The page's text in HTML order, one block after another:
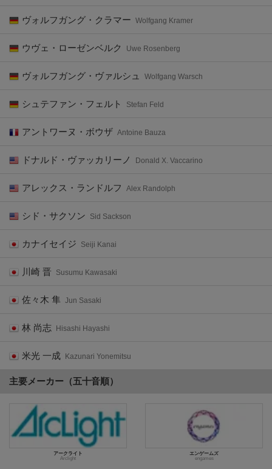
ヴォルフガング・クラマー Wolfgang Kramer
ウヴェ・ローゼンベルク Uwe Rosenberg
ヴォルフガング・ヴァルシュ Wolfgang Warsch
シュテファン・フェルト Stefan Feld
アントワーヌ・ボウザ Antoine Bauza
ドナルド・ヴァッカリーノ Donald X. Vaccarino
アレックス・ランドルフ Alex Randolph
シド・サクソン Sid Sackson
カナイセイジ Seiji Kanai
川崎 晋 Susumu Kawasaki
佐々木 隼 Jun Sasaki
林 尚志 Hisashi Hayashi
米光 一成 Kazunari Yonemitsu
主要メーカー（五十音順）
アークライト
Arclight
エンゲームズ
engames